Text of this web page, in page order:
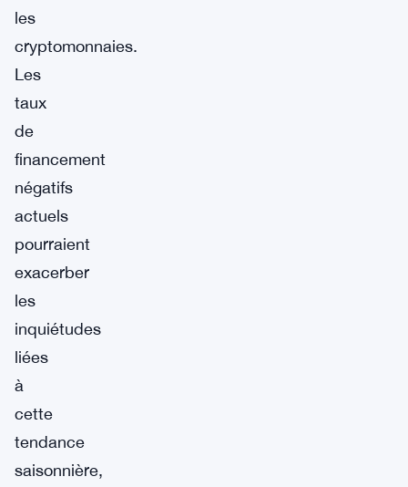
les
cryptomonnaies.
Les
taux
de
financement
négatifs
actuels
pourraient
exacerber
les
inquiétudes
liées
à
cette
tendance
saisonnière,